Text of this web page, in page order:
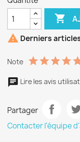

 Derniers
Note
Lire les avis
Partager
Contacter l'équipe